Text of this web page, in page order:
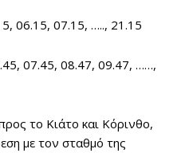
06.15, 07.15, ….., 21.15
07.45, 08.47, 09.47, ……,
το Κιάτο και Κόρινθο,
με τον σταθμό της